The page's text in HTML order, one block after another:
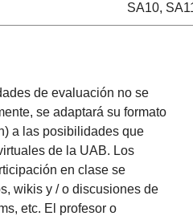
SA10,
de evaluación no se
se adaptará su formato
a las posibilidades que
de la UAB. Los
en clase se
wikis y / o discusiones de
etc. El profesor o